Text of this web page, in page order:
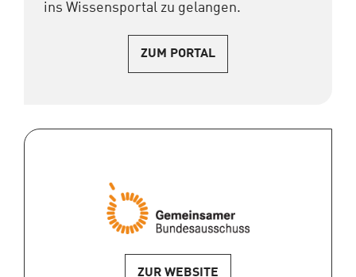
ins Wissensportal zu gelangen.
ZUM PORTAL
ZUR WEBSITE